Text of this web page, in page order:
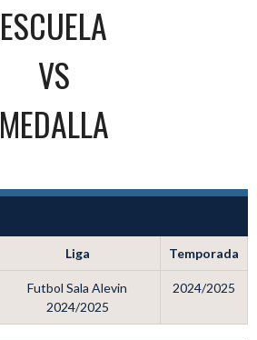
ESCUELA
VS
MEDALLA
Liga Temporada
Futbol Sala Alevin
2024/2025
2024/2025